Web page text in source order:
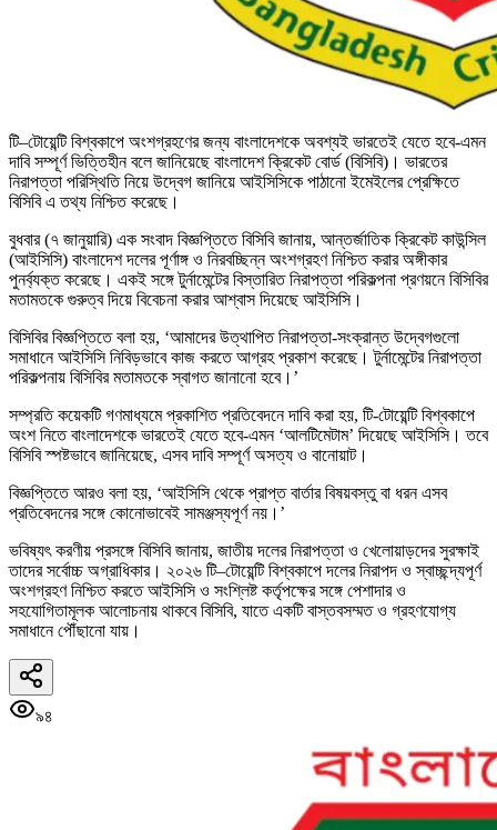
টি–টোয়েন্টি বিশ্বকাপে অংশগ্রহণের জন্য বাংলাদেশকে অবশ্যই ভারতেই যেতে হবে-এমন
দাবি সম্পূর্ণ ভিত্তিহীন বলে জানিয়েছে বাংলাদেশ ক্রিকেট বোর্ড (বিসিবি)। ভারতের
নিরাপত্তা পরিস্থিতি নিয়ে উদ্বেগ জানিয়ে আইসিসিকে পাঠানো ইমেইলের প্রেক্ষিতে
বিসিবি এ তথ্য নিশ্চিত করেছে।
বুধবার (৭ জানুয়ারি) এক সংবাদ বিজ্ঞপ্তিতে বিসিবি জানায়, আন্তর্জাতিক ক্রিকেট কাউন্সিল
(আইসিসি) বাংলাদেশ দলের পূর্ণাঙ্গ ও নিরবচ্ছিন্ন অংশগ্রহণ নিশ্চিত করার অঙ্গীকার
পুনর্ব্যক্ত করেছে। একই সঙ্গে টুর্নামেন্টের বিস্তারিত নিরাপত্তা পরিকল্পনা প্রণয়নে বিসিবির
মতামতকে গুরুত্ব দিয়ে বিবেচনা করার আশ্বাস দিয়েছে আইসিসি।
বিসিবির বিজ্ঞপ্তিতে বলা হয়, ‘আমাদের উত্থাপিত নিরাপত্তা-সংক্রান্ত উদ্বেগগুলো
সমাধানে আইসিসি নিবিড়ভাবে কাজ করতে আগ্রহ প্রকাশ করেছে। টুর্নামেন্টের নিরাপত্তা
পরিকল্পনায় বিসিবির মতামতকে স্বাগত জানানো হবে।’
সম্প্রতি কয়েকটি গণমাধ্যমে প্রকাশিত প্রতিবেদনে দাবি করা হয়, টি-টোয়েন্টি বিশ্বকাপে
অংশ নিতে বাংলাদেশকে ভারতেই যেতে হবে-এমন ‘আলটিমেটাম’ দিয়েছে আইসিসি। তবে
বিসিবি স্পষ্টভাবে জানিয়েছে, এসব দাবি সম্পূর্ণ অসত্য ও বানোয়াট।
বিজ্ঞপ্তিতে আরও বলা হয়, ‘আইসিসি থেকে প্রাপ্ত বার্তার বিষয়বস্তু বা ধরন এসব
প্রতিবেদনের সঙ্গে কোনোভাবেই সামঞ্জস্যপূর্ণ নয়।’
ভবিষ্যৎ করণীয় প্রসঙ্গে বিসিবি জানায়, জাতীয় দলের নিরাপত্তা ও খেলোয়াড়দের সুরক্ষাই
তাদের সর্বোচ্চ অগ্রাধিকার। ২০২৬ টি–টোয়েন্টি বিশ্বকাপে দলের নিরাপদ ও স্বাচ্ছন্দ্যপূর্ণ
অংশগ্রহণ নিশ্চিত করতে আইসিসি ও সংশ্লিষ্ট কর্তৃপক্ষের সঙ্গে পেশাদার ও
সহযোগিতামূলক আলোচনায় থাকবে বিসিবি, যাতে একটি বাস্তবসম্মত ও গ্রহণযোগ্য
সমাধানে পৌঁছানো যায়।
৯৪